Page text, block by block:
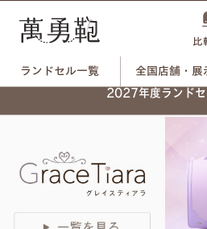
比
ランドセル一覧
全国店舗・展
2027年度ランドセ